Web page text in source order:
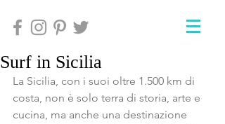
Surf in Sicilia
La Sicilia, con i suoi oltre 1.500 km di
costa, non è solo terra di storia, arte e
cucina, ma anche una destinazione